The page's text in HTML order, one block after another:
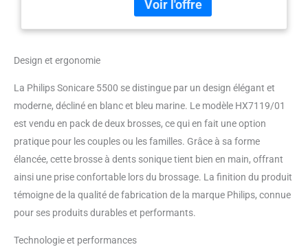
blanches¹ Technologie Philips
profitez d'un brossage agréable
pour un nettoyage régulier,
même dans les zones difficiles
d'accès Personnalisez votre
nettoyage avec deux modes de
objectifs : le mode Clean se
concentre sur l'élimination de la
plaque dentaire pour des
performances de nettoyage
White s'attache à éliminer les
Design et ergonomie
La Philips Sonicare 5500 se distingue par un design élégant et
moderne, décliné en blanc et bleu marine. Le modèle HX7119/01
est vendu en pack de deux brosses, ce qui en fait une option
pratique pour les couples ou les familles. Grâce à sa forme
élancée, cette brosse à dents sonique tient bien en main, offrant
ainsi une prise confortable lors du brossage. La finition du produit
témoigne de la qualité de fabrication de la marque Philips, connue
pour ses produits durables et performants.
Technologie et performances